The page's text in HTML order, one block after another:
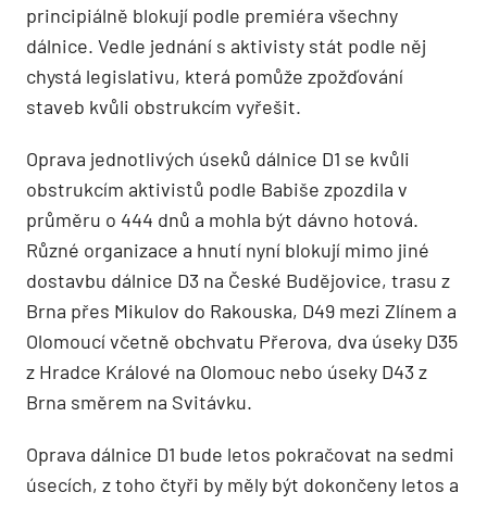
principiálně blokují podle premiéra všechny
dálnice. Vedle jednání s aktivisty stát podle něj
chystá legislativu, která pomůže zpožďování
staveb kvůli obstrukcím vyřešit.
Oprava jednotlivých úseků dálnice D1 se kvůli
obstrukcím aktivistů podle Babiše zpozdila v
průměru o 444 dnů a mohla být dávno hotová.
Různé organizace a hnutí nyní blokují mimo jiné
dostavbu dálnice D3 na České Budějovice, trasu z
Brna přes Mikulov do Rakouska, D49 mezi Zlínem a
Olomoucí včetně obchvatu Přerova, dva úseky D35
z Hradce Králové na Olomouc nebo úseky D43 z
Brna směrem na Svitávku.
Oprava dálnice D1 bude letos pokračovat na sedmi
úsecích, z toho čtyři by měly být dokončeny letos a